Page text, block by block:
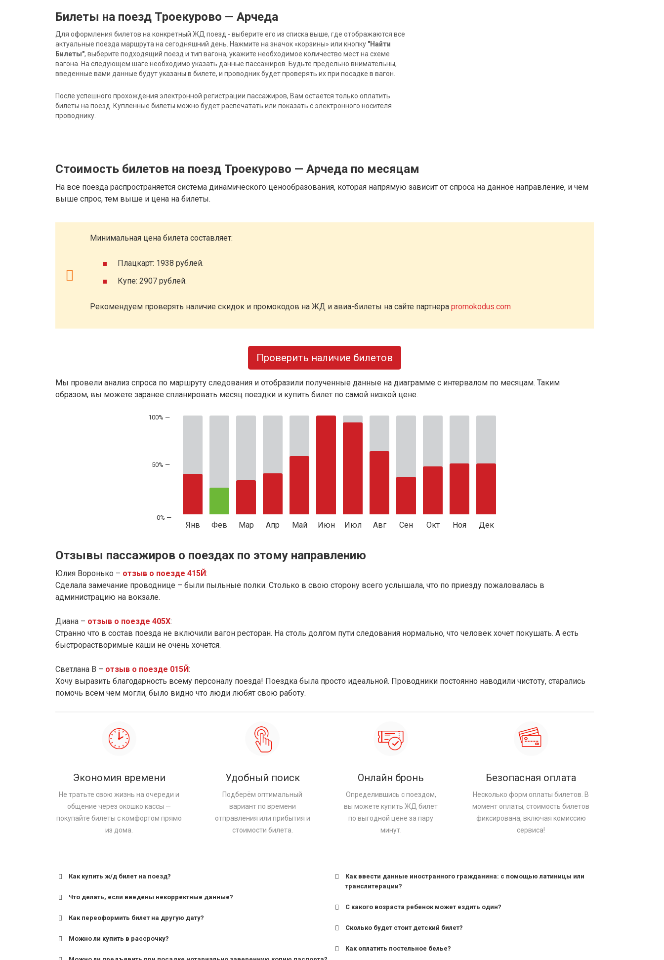
Билеты на поезд Троекурово — Арчеда
Для оформления билетов на конкретный ЖД поезд - выберите его из списка выше, где отображаются все
актуальные поезда маршрута на сегодняшний день. Нажмите на значок «корзины» или кнопку "Найти
Билеты", выберите подходящий поезд и тип вагона, укажите необходимое количество мест на схеме
вагона. На следующем шаге необходимо указать данные пассажиров. Будьте предельно внимательны,
введенные вами данные будут указаны в билете, и проводник будет проверять их при посадке в вагон.
После успешного прохождения электронной регистрации пассажиров, Вам остается только оплатить
билеты на поезд. Купленные билеты можно будет распечатать или показать с электронного носителя
проводнику.
Стоимость билетов на поезд Троекурово — Арчеда по месяцам
На все поезда распространяется система динамического ценообразования, которая напрямую зависит от спроса на данное направление, и чем
выше спрос, тем выше и цена на билеты.
Минимальная цена билета составляет:
Плацкарт: 1938 рублей.
Купе: 2907 рублей.
Рекомендуем проверять наличие скидок и промокодов на ЖД и авиа-билеты на сайте партнера promokodus.com
Проверить наличие билетов
Мы провели анализ спроса по маршруту следования и отобразили полученные данные на диаграмме с интервалом по месяцам. Таким
образом, вы можете заранее спланировать месяц поездки и купить билет по самой низкой цене.
50% —
Янв Фев Мар Апр Май Июн Июл Авг Сен Окт Ноя Дек
Отзывы пассажиров о поездах по этому направлению
Юлия Воронько – отзыв о поезде 415Й:
Сделала замечание проводнице – были пыльные полки. Столько в свою сторону всего услышала, что по приезду пожаловалась в
администрацию на вокзале.
Диана – отзыв о поезде 405Х:
Странно что в состав поезда не включили вагон ресторан. На столь долгом пути следования нормально, что человек хочет покушать. А есть
быстрорастворимые каши не очень хочется.
Светлана В – отзыв о поезде 015Й:
Хочу выразить благодарность всему персоналу поезда! Поездка была просто идеальной. Проводники постоянно наводили чистоту, старались
помочь всем чем могли, было видно что люди любят свою работу.
Экономия времени
Не тратьте свою жизнь на очереди и
общение через окошко кассы —
покупайте билеты с комфортом прямо
из дома.
Удобный поиск
Подберём оптимальный
вариант по времени
отправления или прибытия и
стоимости билета.
Онлайн бронь
Определившись с поездом,
вы можете купить ЖД билет
по выгодной цене за пару
минут.
Безопасная оплата
Несколько форм оплаты билетов. В
момент оплаты, стоимость билетов
фиксирована, включая комиссию
сервиса!
Как купить ж/д билет на поезд?
Что делать, если введены некорректные данные?
Как переоформить билет на другую дату?
Можно ли купить в рассрочку?
Как ввести данные иностранного гражданина: с помощью латиницы или
транслитерации?
С какого возраста ребенок может ездить один?
для поездов дальнего следования — от 10 лет и старше;
Сколько будет стоит детский билет?
Как оплатить постельное белье?